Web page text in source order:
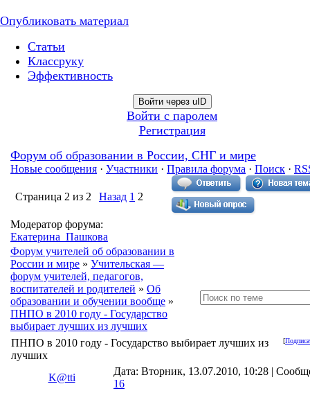
Опубликовать материал
Статьи
Классруку
Эффективность
Войти через uID
Войти с паролем
Регистрация
Форум об образовании в России, СНГ и мире
Новые сообщения · Участники · Правила форума · Поиск ·
Страница 2 из 2 Назад 1 2
Модератор форума:
Екатерина_Пашкова
Форум учителей об образовании в
России и мире » Учительская —
форум учителей, педагогов,
воспитателей и родителей » Об
образовании и обучении вообще »
ПНПО в 2010 году - Государство
выбирает лучших из лучших
[
ПНПО в 2010 году - Государство выбирает лучших из
лучших
K@tti
Дата: Вторник, 13.07.2010, 10:28 |
16